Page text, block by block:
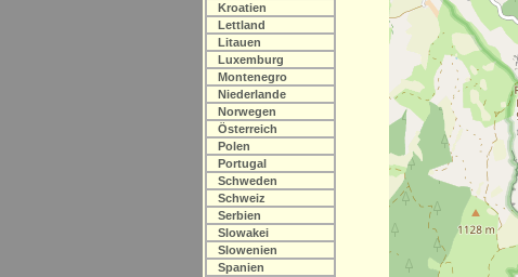
Kroatien
Lettland
Litauen
Luxemburg
Montenegro
Niederlande
Norwegen
Österreich
Polen
Portugal
Schweden
Schweiz
Serbien
Slowakei
Slowenien
Spanien